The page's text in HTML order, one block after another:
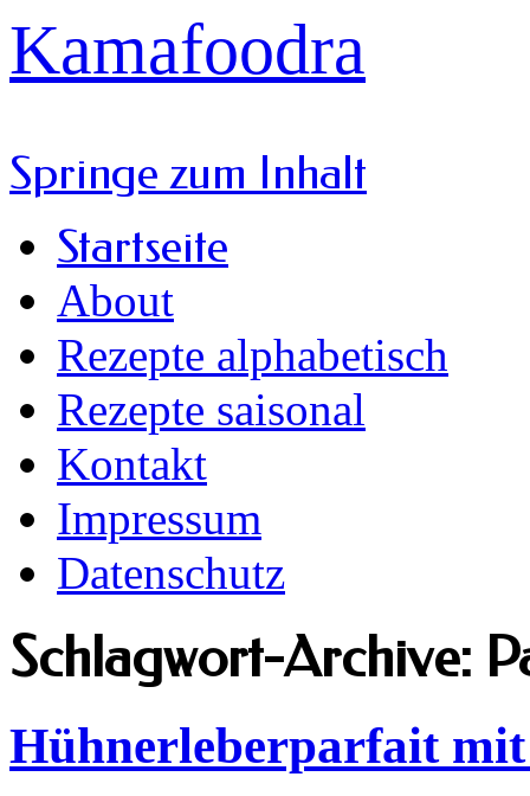
Kamafoodra
Springe zum Inhalt
Startseite
About
Rezepte alphabetisch
Rezepte saisonal
Kontakt
Impressum
Datenschutz
Schlagwort-Archive:
Hühnerleberparfait